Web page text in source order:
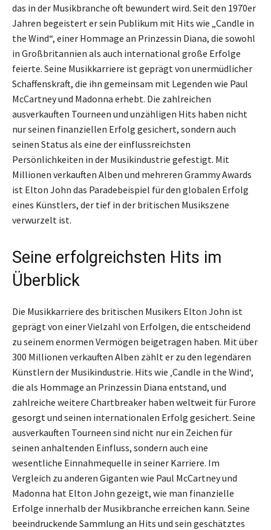
das in der Musikbranche oft bewundert wird. Seit den 1970er
Jahren begeistert er sein Publikum mit Hits wie „Candle in
the Wind“, einer Hommage an Prinzessin Diana, die sowohl
in Großbritannien als auch international große Erfolge
feierte. Seine Musikkarriere ist geprägt von unermüdlicher
Schaffenskraft, die ihn gemeinsam mit Legenden wie Paul
McCartney und Madonna erhebt. Die zahlreichen
ausverkauften Tourneen und unzähligen Hits haben nicht
nur seinen finanziellen Erfolg gesichert, sondern auch
seinen Status als eine der einflussreichsten
Persönlichkeiten in der Musikindustrie gefestigt. Mit
Millionen verkauften Alben und mehreren Grammy Awards
ist Elton John das Paradebeispiel für den globalen Erfolg
eines Künstlers, der tief in der britischen Musikszene
verwurzelt ist.
Seine erfolgreichsten Hits im
Überblick
Die Musikkarriere des britischen Musikers Elton John ist
geprägt von einer Vielzahl von Erfolgen, die entscheidend
zu seinem enormen Vermögen beigetragen haben. Mit über
300 Millionen verkauften Alben zählt er zu den legendären
Künstlern der Musikindustrie. Hits wie ‚Candle in the Wind‘,
die als Hommage an Prinzessin Diana entstand, und
zahlreiche weitere Chartbreaker haben weltweit für Furore
gesorgt und seinen internationalen Erfolg gesichert. Seine
ausverkauften Tourneen sind nicht nur ein Zeichen für
seinen anhaltenden Einfluss, sondern auch eine
wesentliche Einnahmequelle in seiner Karriere. Im
Vergleich zu anderen Giganten wie Paul McCartney und
Madonna hat Elton John gezeigt, wie man finanzielle
Erfolge innerhalb der Musikbranche erreichen kann. Seine
beeindruckende Sammlung an Hits und sein geschätztes